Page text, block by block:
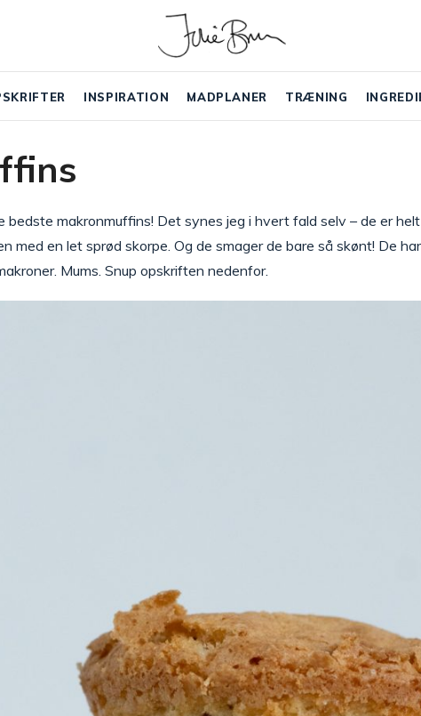
INSPIRATION MADPLANER TRÆNING
bedste makronmuffins! Det synes jeg i hvert fald selv – de er
med en let sprød skorpe. Og de smager de bare så skønt! De
Mums. Snup opskriften nedenfor.